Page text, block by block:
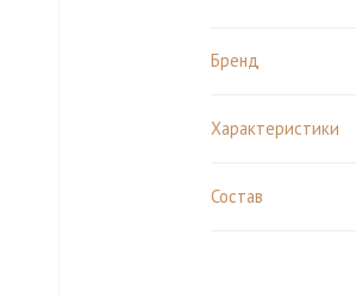
Бренд
Характеристики
Состав